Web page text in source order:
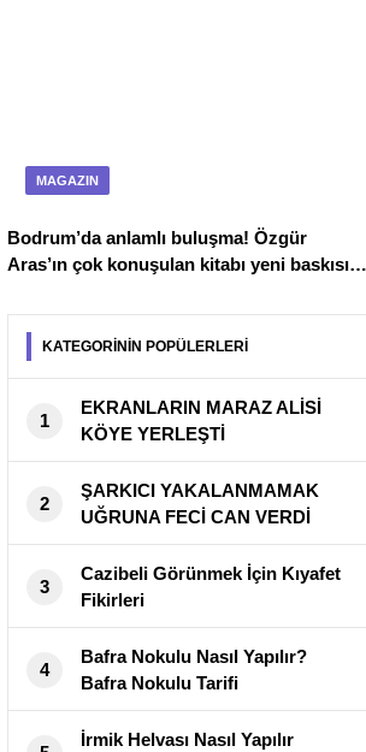
MAGAZIN
Bodrum’da anlamlı buluşma! Özgür
Aras’ın çok konuşulan kitabı yeni baskısını
kutladı
KATEGORİNİN POPÜLERLERİ
1
EKRANLARIN MARAZ ALİSİ
KÖYE YERLEŞTİ
2
ŞARKICI YAKALANMAMAK
UĞRUNA FECİ CAN VERDİ
3
Cazibeli Görünmek İçin Kıyafet
Fikirleri
4
Bafra Nokulu Nasıl Yapılır?
Bafra Nokulu Tarifi
İrmik Helvası Nasıl Yapılır